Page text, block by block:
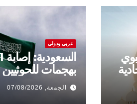
عربي ودولي
بهجمات
نجرانالجمعة, 07/08/2026